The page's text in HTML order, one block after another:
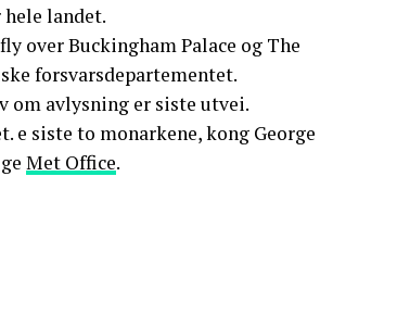
landet.
over Buckingham Palace og The
forsvarsdepartementet.
om avlysning er siste utvei.
e siste to monarkene, kong George
Met Office.